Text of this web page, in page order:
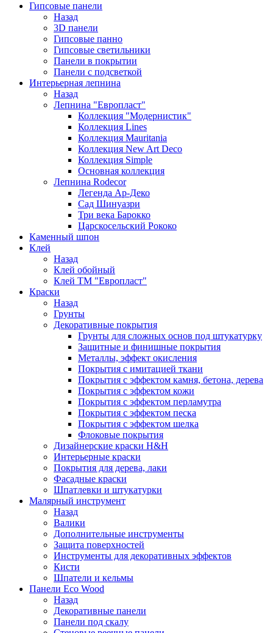
Гипсовые панели
Назад
3D панели
Гипсовые панно
Гипсовые светильники
Панели в покрытии
Панели с подсветкой
Интерьерная лепнина
Назад
Лепнина "Европласт"
Коллекция "Модернистик"
Коллекция Lines
Коллекция Mauritania
Коллекция New Art Deco
Коллекция Simple
Основная коллекция
Лепнина Rodecor
Легенда Ар-Деко
Сад Шинуазри
Три века Барокко
Царскосельский Рококо
Каменный шпон
Клей
Назад
Клей обойный
Клей ТМ "Европласт"
Краски
Назад
Грунты
Декоративные покрытия
Грунты для сложных основ под штукатурку
Защитные и финишные покрытия
Металлы, эффект окисления
Покрытия с имитацией ткани
Покрытия с эффектом камня, бетона, дерева
Покрытия с эффектом кожи
Покрытия с эффектом перламутра
Покрытия с эффектом песка
Покрытия с эффектом шелка
Флоковые покрытия
Дизайнерские краски H&H
Интерьерные краски
Покрытия для дерева, лаки
Фасадные краски
Шпатлевки и штукатурки
Малярный инструмент
Назад
Валики
Дополнительные инструменты
Защита поверхностей
Инструменты для декоративных эффектов
Кисти
Шпатели и кельмы
Панели Eco Wood
Назад
Декоративные панели
Панели под скалу